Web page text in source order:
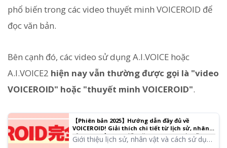
phổ biến trong các video thuyết minh VOICEROID để
đọc văn bản.
Bên cạnh đó, các video sử dụng A.I.VOICE hoặc
A.I.VOICE2 hiện nay vẫn thường được gọi là "video
VOICEROID" hoặc "thuyết minh VOICEROID".
【Phiên bản 2025】Hướng dẫn đầy đủ về
VOICEROID! Giải thích chi tiết từ lịch sử, nhân
vật, cách sử dụng đến văn hóa Boi-ro｜Phần
mềm đọc văn bản Ondoku
Giới thiệu lịch sử, nhân vật và cách sử dụng